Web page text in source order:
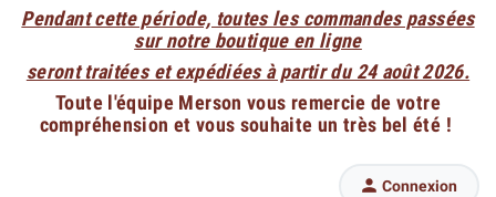
Pendant cette période, toutes les commandes passées
sur notre boutique en ligne
seront traitées et expédiées à partir du 24 août 2026.
Toute l'équipe Merson vous remercie de votre
compréhension et vous souhaite un très bel été !
 Connexion